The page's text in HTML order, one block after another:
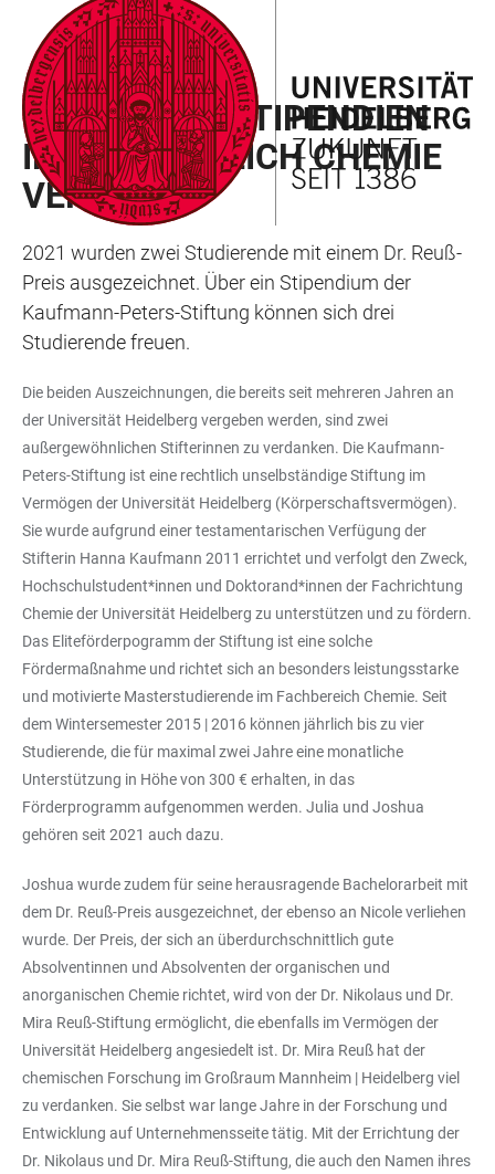
LINKS
ZUR
BARRIEREFREIHEIT
ZUM
HAUPTINHALT
HAUPTNAVIGATION
ÖFFNEN
WEBSEITENSUCHE
ÖFFNEN
PREISE UND STIPENDIEN
IM FACHBEREICH CHEMIE
VERGEBEN
2021 wurden zwei Studierende mit einem Dr. Reuß-
Preis ausgezeichnet. Über ein Stipendium der
Kaufmann-Peters-Stiftung können sich drei
Studierende freuen.
Die beiden Auszeichnungen, die bereits seit mehreren Jahren an
der Universität Heidelberg vergeben werden, sind zwei
außergewöhnlichen Stifterinnen zu verdanken. Die Kaufmann-
Peters-Stiftung ist eine rechtlich unselbständige Stiftung im
Vermögen der Universität Heidelberg (Körperschaftsvermögen).
Sie wurde aufgrund einer testamentarischen Verfügung der
Stifterin Hanna Kaufmann 2011 errichtet und verfolgt den Zweck,
Hochschulstudent*innen und Doktorand*innen der Fachrichtung
Chemie der Universität Heidelberg zu unterstützen und zu fördern.
Das Eliteförderpogramm der Stiftung ist eine solche
Fördermaßnahme und richtet sich an besonders leistungsstarke
und motivierte Masterstudierende im Fachbereich Chemie. Seit
dem Wintersemester 2015 | 2016 können jährlich bis zu vier
Studierende, die für maximal zwei Jahre eine monatliche
Unterstützung in Höhe von 300 € erhalten, in das
Förderprogramm aufgenommen werden. Julia und Joshua
gehören seit 2021 auch dazu.
Joshua wurde zudem für seine herausragende Bachelorarbeit mit
dem Dr. Reuß-Preis ausgezeichnet, der ebenso an Nicole verliehen
wurde. Der Preis, der sich an überdurchschnittlich gute
Absolventinnen und Absolventen der organischen und
anorganischen Chemie richtet, wird von der Dr. Nikolaus und Dr.
Mira Reuß-Stiftung ermöglicht, die ebenfalls im Vermögen der
Universität Heidelberg angesiedelt ist. Dr. Mira Reuß hat der
chemischen Forschung im Großraum Mannheim | Heidelberg viel
zu verdanken. Sie selbst war lange Jahre in der Forschung und
Entwicklung auf Unternehmensseite tätig. Mit der Errichtung der
Dr. Nikolaus und Dr. Mira Reuß-Stiftung, die auch den Namen ihres